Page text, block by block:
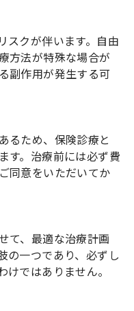
スクが伴います。自由
方法が特殊な場合が
副作用が発生する可
るため、保険診療と
す。治療前には必ず費
同意をいただいてか
て、最適な治療計画
の一つであり、必ずし
ではありません。